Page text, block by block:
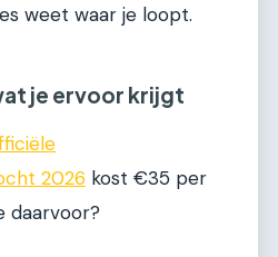
weet waar je loopt.
je ervoor krijgt
2026 kost €35 per
daarvoor?